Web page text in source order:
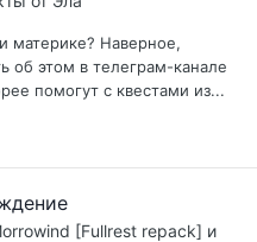
материке? Наверное,
об этом в телеграм-канале
помогут с квестами из...
[Fullrest repack] и